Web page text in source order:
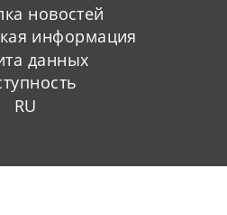
новостей
информация
данных
RU